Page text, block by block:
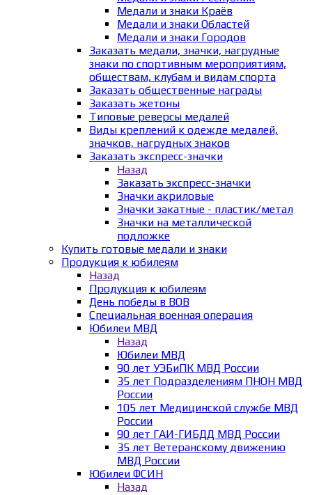
Медали и знаки Краёв
Медали и знаки Областей
Медали и знаки Городов
Заказать медали, значки, нагрудные
знаки по спортивным мероприятиям,
обществам, клубам и видам спорта
Заказать общественные награды
Заказать жетоны
Типовые реверсы медалей
Виды креплений к одежде медалей,
значков, нагрудных знаков
Заказать экспресс-значки
Назад
Заказать экспресс-значки
Значки акриловые
Значки закатные - пластик/метал
Значки на металлической
подложке
Купить готовые медали и знаки
Продукция к юбилеям
Назад
Продукция к юбилеям
День победы в ВОВ
Специальная военная операция
Юбилеи МВД
Назад
Юбилеи МВД
90 лет УЭБиПК МВД России
35 лет Подразделениям ПНОН МВД
России
105 лет Медицинской службе МВД
России
90 лет ГАИ-ГИБДД МВД России
35 лет Ветеранскому движению
МВД России
Юбилеи ФСИН
Назад